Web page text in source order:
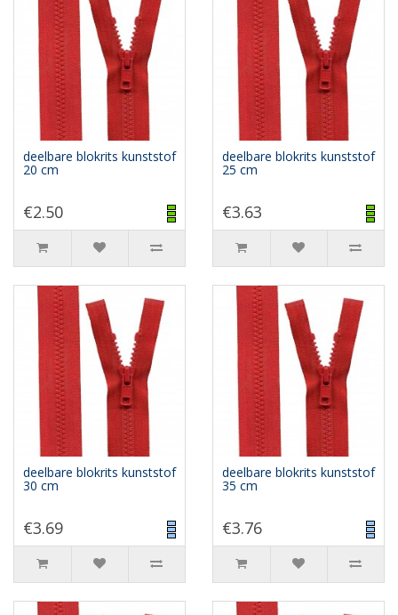
deelbare blokrits kunststof
20 cm
€2.50
deelbare blokrits kunststof
25 cm
€3.63
deelbare blokrits kunststof
30 cm
€3.69
deelbare blokrits kunststof
35 cm
€3.76